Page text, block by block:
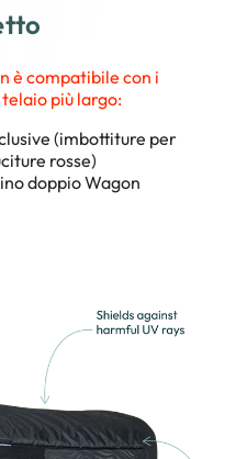
è compatibile con i
più largo:
(imbottiture per
rosse)
doppio Wagon